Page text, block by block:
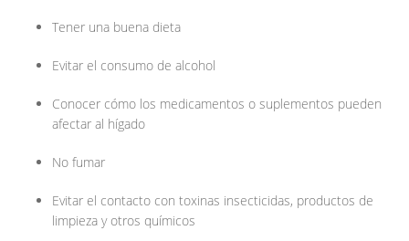
Tener una buena dieta
Evitar el consumo de alcohol
Conocer cómo los medicamentos o suplementos pueden
afectar al hígado
No fumar
Evitar el contacto con toxinas insecticidas, productos de
limpieza y otros químicos